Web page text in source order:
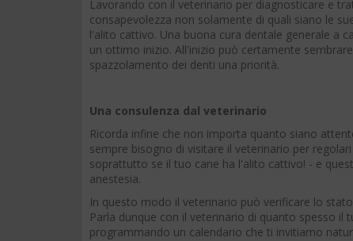
Lavorando con il veterinario per diagnosticare e
consapevolezza non solamente di quali siano le
l'alito cattivo. Una buona cura dentale generale a
un ottimo inizio. All'inizio può certamente
spazzolamento dei denti una priorità.
Una consulenza dal veterinario
Ricorda infine che non importa quanto siano
sempre bisogno di visitare il veterinario per
soprattutto se il tuo cane ha l'alito cattivo! - e
anestesia.
In questo modo il veterinario può verificare lo
Parla dunque con il veterinario di quanto spesso il
programmando un calendario che ti invitiamo